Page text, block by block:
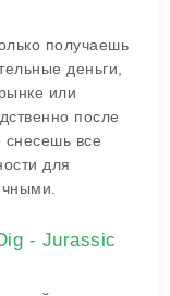
получаешь
деньги,
или
после
снесешь все
для
- Jurassic